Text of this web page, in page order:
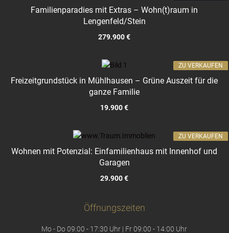
Familienparadies mit Extras – Wohn(t)raum in
Lengenfeld/Stein
279.900 €
Freizeitgrundstück in Mühlhausen – Grüne Auszeit für die
ganze Familie
19.900 €
ZU VERKAUFEN
Wohnen mit Potenzial: Einfamilienhaus mit Innenhof und
Garagen
29.900 €
ZU VERKAUFEN
Öffnungszeiten
Mo - Do 09:00 - 17:30 Uhr | Fr 09:00 - 14:00 Uhr